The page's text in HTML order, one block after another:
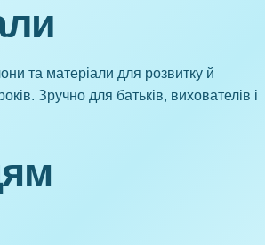
та матеріали для розвитку й
Зручно для батьків, вихователів і